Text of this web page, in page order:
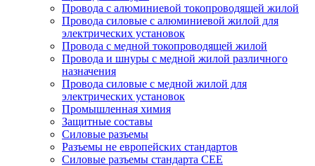
Провода с алюминиевой токопроводящей жилой
Провода силовые с алюминиевой жилой для
электрических установок
Провода с медной токопроводящей жилой
Провода и шнуры с медной жилой различного
назначения
Провода силовые с медной жилой для
электрических установок
Промышленная химия
Защитные составы
Силовые разъемы
Разъемы не европейских стандартов
Силовые разъемы стандарта CEE